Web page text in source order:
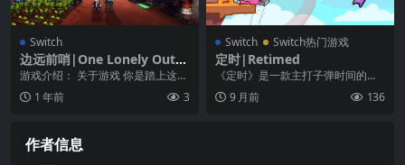
Switch
边远前哨|One Lonely Outp
ost
游戏介绍： 关于游戏 你是踏上这个
贫瘠外星世界的首位探索者。目光
所及区域皆荒无人...
1 年前 3
Switch Switch热门游戏
定时|Retimed
《定时》是一款主打子弹时间的多
人竞技场射击游戏。每当一名玩家
遭遇危险时，玩家身边...
9 月前 136
作者信息